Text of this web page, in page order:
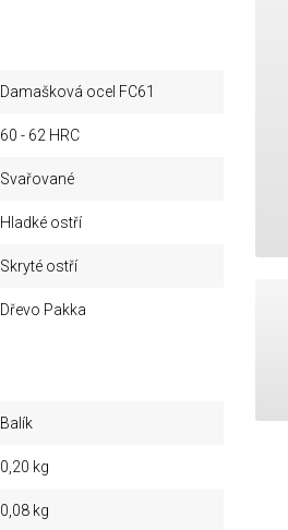
Damašková ocel FC61
60 - 62 HRC
Svařované
Hladké ostří
Skryté ostří
Dřevo Pakka
Balík
0,20 kg
0,08 kg